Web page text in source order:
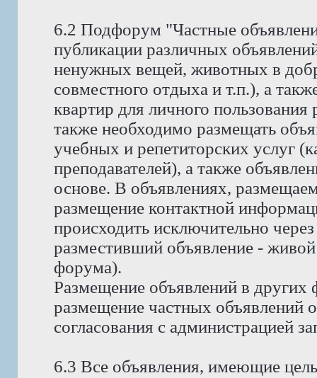
6.2 Подфорум "Частные
публикации различных
ненужных вещей, животных в
совместного отдыха и т.п.), а
квартир для личного
также необходимо размещать
учебных и репетиторских услуг
преподавателей), а также
основе. В объявлениях,
размещение контактной
происходить исключительно
разместивший объявление -
форума).
Размещение объявлений в
размещение частных объявлений
согласования с администрацией
6.3 Все объявления, имеющие